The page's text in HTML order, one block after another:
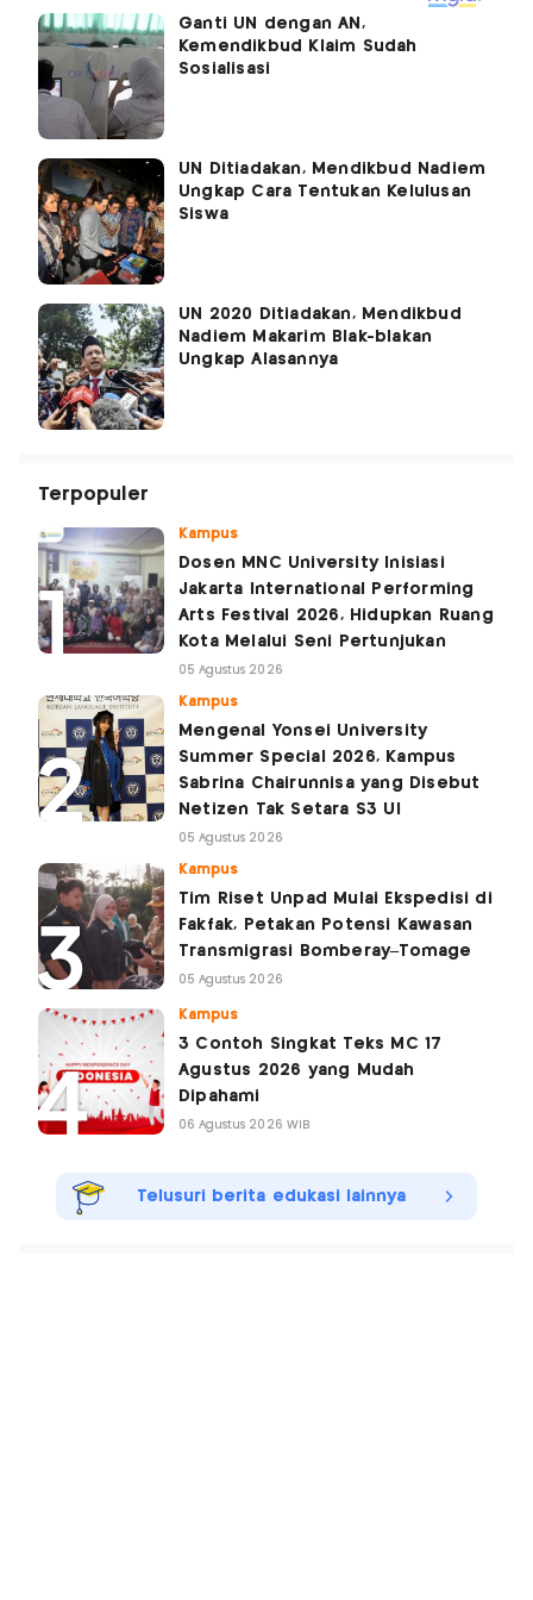
Ganti UN dengan AN,
Kemendikbud Klaim Sudah
Sosialisasi
UN Ditiadakan, Mendikbud Nadiem
Ungkap Cara Tentukan Kelulusan
Siswa
UN 2020 Ditiadakan, Mendikbud
Nadiem Makarim Blak-blakan
Ungkap Alasannya
Terpopuler
Kampus
Dosen MNC University Inisiasi
Jakarta International Performing
Arts Festival 2026, Hidupkan Ruang
Kota Melalui Seni Pertunjukan
05 Agustus 2026
Kampus
Mengenal Yonsei University
Summer Special 2026, Kampus
Sabrina Chairunnisa yang Disebut
Netizen Tak Setara S3 UI
05 Agustus 2026
Kampus
Tim Riset Unpad Mulai Ekspedisi di
Fakfak, Petakan Potensi Kawasan
Transmigrasi Bomberay–Tomage
05 Agustus 2026
Kampus
3 Contoh Singkat Teks MC 17
Agustus 2026 yang Mudah
Dipahami
06 Agustus 2026 WIB
Telusuri berita edukasi lainnya